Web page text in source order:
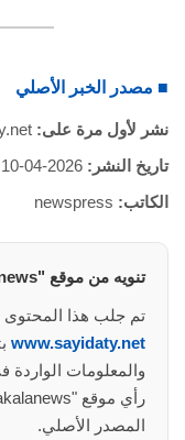
■ مصدر الخبر الأصلي
نشر لأول مرة على:
تاريخ النشر: 2026-04-10 12:50:00
الكاتب: newspress
تنويه من موقع "wakalanews":
تم جلب هذا
www.sayidaty.net
والمعلومات الواردة
المصدر الأصلي.